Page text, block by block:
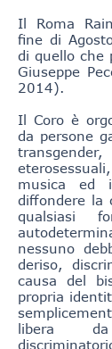
Il Roma
fine di
di quello che
Giuseppe
2014).
Il Coro è
da persone
musica ed
diffondere la
qualsiasi
nessuno
deriso,
causa del
propria
libera